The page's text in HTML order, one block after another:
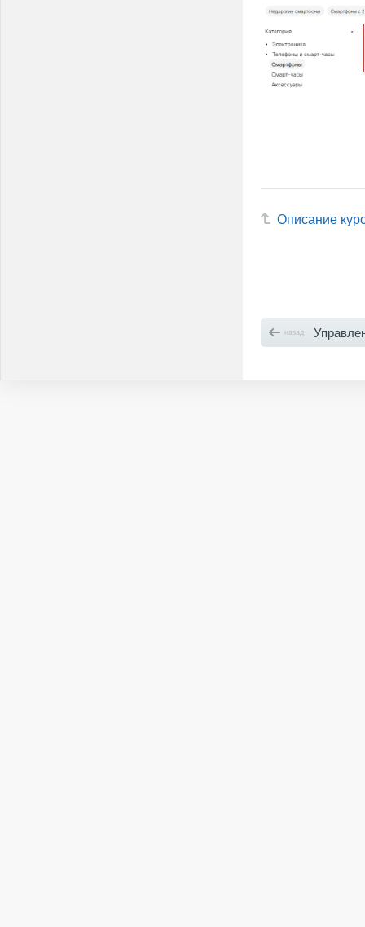
Описание
назад Управление